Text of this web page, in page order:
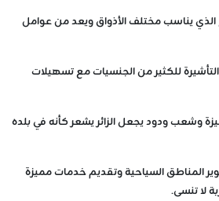
الذي يناسب مختلف الأذواق ويعد من عوامل
للكثير من الجنسيات مع تسهيلات
وشعب ودود يجعل الزائر يشعر كأنه في بلده
المناطق السياحية وتقديم خدمات مميزة
لا تنسى.